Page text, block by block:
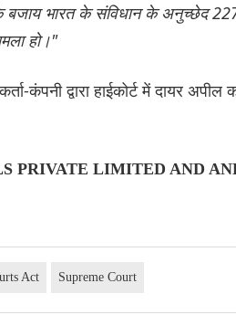
बजाय भारत के संविधान के अनुच्छेद
हो।"
कंपनी द्वारा हाईकोर्ट में दायर अपील
PRIVATE LIMITED AND
Act Supreme Court